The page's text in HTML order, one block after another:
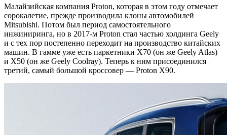
Малайзийская компания Proton, которая в этом году отмечает
сорокалетие, прежде производила клоны автомобилей
Mitsubishi. Потом был период самостоятельного
инжиниринга, но в 2017-м Proton стал частью холдинга Geely
и с тех пор постепенно переходит на производство китайских
машин. В гамме уже есть паркетники X70 (он же Geely Atlas)
и X50 (он же Geely Coolray). Теперь к ним присоединился
третий, самый большой кроссовер — Proton X90.